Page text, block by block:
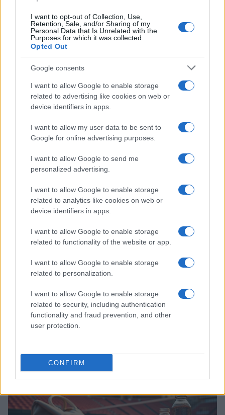
I want to opt-out of Collection, Use,
Retention, Sale, and/or Sharing of my
Personal Data that Is Unrelated with the
Purposes for which it was collected.
Opted Out
Google consents
I want to allow Google to enable storage
related to advertising like cookies on web or
device identifiers in apps.
I want to allow my user data to be sent to
Google for online advertising purposes.
I want to allow Google to send me
personalized advertising.
I want to allow Google to enable storage
related to analytics like cookies on web or
device identifiers in apps.
I want to allow Google to enable storage
related to functionality of the website or app.
I want to allow Google to enable storage
related to personalization.
I want to allow Google to enable storage
related to security, including authentication
functionality and fraud prevention, and other
user protection.
CONFIRM
Furlani a Masnago: una visita privata che
illumina l’interesse per Pallacanestro
Varese
La visita privata di Giorgio Furlani a Masnago ha acceso i
riflettori sulla relazione con RedBird, ma non modifica il
Andrea Innocenti · 14 Apr 2026
ALTRI SPORT
Guida alle scommesse per UFC 327:
Procházka contro Ulberg e bonus
DraftKings
Partecipa alla serata di UFC 327: guida pratica alle quote,
all'offerta DraftKings e alle opzioni per seguire Procházka vs
TENNIS